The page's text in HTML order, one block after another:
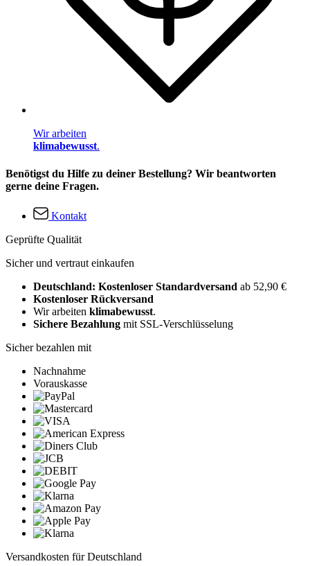
Wir arbeiten
klimabewusst.
Benötigst du Hilfe zu deiner Bestellung? Wir beantworten
gerne deine Fragen.
Kontakt
Geprüfte Qualität
Sicher und vertraut einkaufen
Deutschland: Kostenloser Standardversand ab 52,90 €
Kostenloser Rückversand
Wir arbeiten klimabewusst.
Sichere Bezahlung mit SSL-Verschlüsselung
Sicher bezahlen mit
Nachnahme
Vorauskasse
Versandkosten für Deutschland